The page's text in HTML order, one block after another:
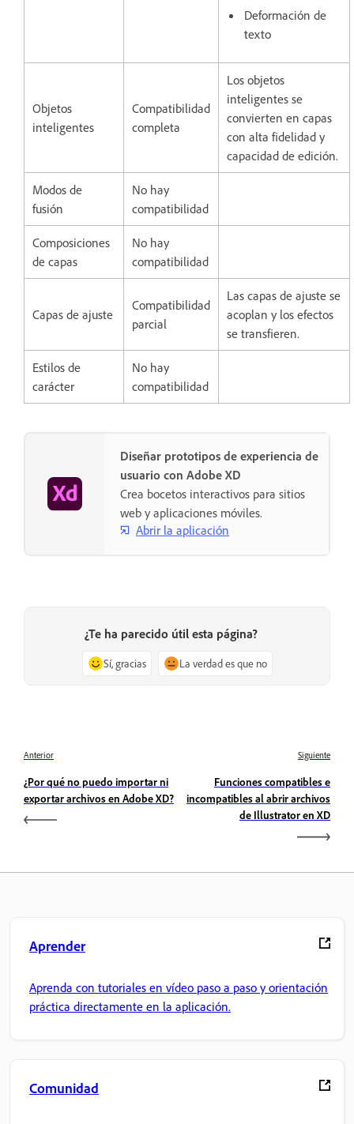
Deformación de
texto
Objetos
inteligentes
Compatibilidad
completa
Los objetos
inteligentes se
convierten en capas
con alta fidelidad y
capacidad de edición.
Modos de
fusión
No hay
compatibilidad
Composiciones
de capas
No hay
compatibilidad
Capas de ajuste
Compatibilidad
parcial
Las capas de ajuste se
acoplan y los efectos
se transfieren.
Estilos de
carácter
No hay
compatibilidad
Diseñar prototipos de experiencia de
usuario con Adobe XD
Crea bocetos interactivos para sitios
web y aplicaciones móviles.
Abrir la aplicación
¿Te ha parecido útil esta página?
Sí, gracias La verdad es que no
Anterior
¿Por qué no puedo importar ni
exportar archivos en Adobe XD?
Siguiente
Funciones compatibles e
incompatibles al abrir archivos
de Illustrator en XD
Aprender
Aprenda con tutoriales en vídeo paso a paso y orientación
práctica directamente en la aplicación.
Comunidad